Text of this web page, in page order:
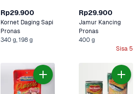
Rp29.900
Kornet Daging Sapi
Pronas
340 g, 198 g
Rp29.900
Jamur Kancing
Pronas
400 g
Sisa 5